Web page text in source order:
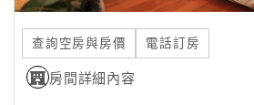
查詢空房與房價 電話訂房
房間詳細內容